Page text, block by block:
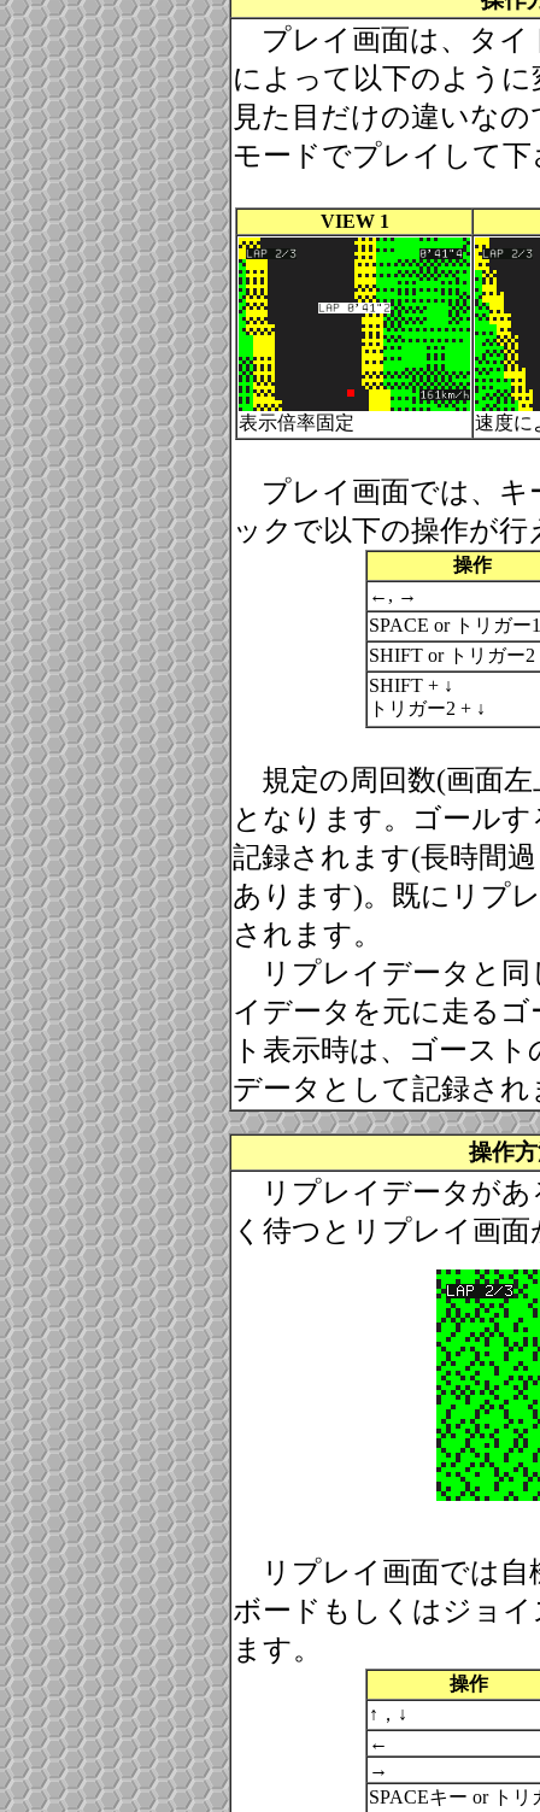
プレイ画面は、タイ
によって以下のよう
見た目だけの違いな
モードでプレイして下
VIEW 1
表示倍率固定 速度に
プレイ画面では、キ
ックで以下の操作が行
操作
←, →
SPACE or トリガー
SHIFT or トリガー2
SHIFT + ↓
トリガー2 + ↓
規定の周回数(画面
となります。ゴール
記録されます(長時間
あります)。既にリプ
されます。
リプレイデータと同
イデータを元に走る
ト表示時は、ゴース
データとして記録され
操作
リプレイデータがあ
く待つとリプレイ画
リプレイ画面では自
ボードもしくはジョ
ます。
操作
↑，↓
←
→
SPACEキー or トリ